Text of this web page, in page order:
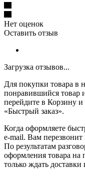
Нет оценок
Оставить отзыв
Загрузка отзывов...
Для покупки товара в
понравившийся товар
перейдите в Корзину
«Быстрый заказ».
Когда оформляете
e-mail. Вам перезвонит
По результатам
оформления товара на
только ждать